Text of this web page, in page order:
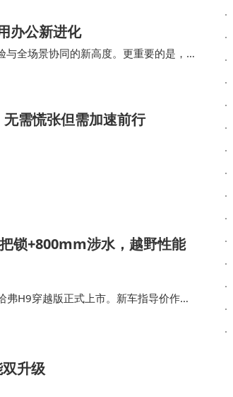
办公新进化
全场景协同的新高度。更重要的是，从
安全、可信、高效…
需慌张但需加速前行
锁+800mm涉水，越野性能
H9穿越版正式上市。新车指导价作为
购车可获得6重购车权益。作为二代哈
升级